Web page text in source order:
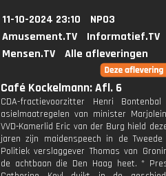
11-10-2024 23:10
NPO3
Amusement.TV
Informatief.TV
Mensen.TV
Alle afleveringen
Café Kockelmann: Afl. 6
CDA-fractievoorzitter Henri
asielmaatregelen van minister
VVD-Kamerlid Eric van der Burg hield
jaren zijn maidenspeech in de
Politiek verslaggever Thomas van
de achtbaan die Den Haag heet. *